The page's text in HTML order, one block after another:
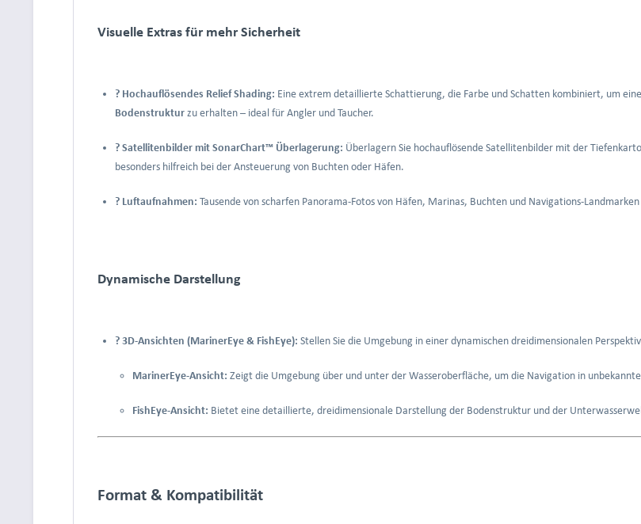
Visuelle Extras für mehr Sicherheit
?️ Hochauflösendes Relief Shading: Eine extrem detaillierte Schattierung, die Farbe und Schatten kombiniert, um
Bodenstruktur zu erhalten – ideal für Angler und Taucher.
?️ Satellitenbilder mit SonarChart™ Überlagerung: Überlagern Sie hochauflösende Satellitenbilder mit der
besonders hilfreich bei der Ansteuerung von Buchten oder Häfen.
? Luftaufnahmen: Tausende von scharfen Panorama-Fotos von Häfen, Marinas, Buchten und Navigations-
Dynamische Darstellung
? 3D-Ansichten (MarinerEye & FishEye): Stellen Sie die Umgebung in einer dynamischen dreidimensionalen
MarinerEye-Ansicht: Zeigt die Umgebung über und unter der Wasseroberfläche, um die Navigation in
FishEye-Ansicht: Bietet eine detaillierte, dreidimensionale Darstellung der Bodenstruktur und der
Format & Kompatibilität